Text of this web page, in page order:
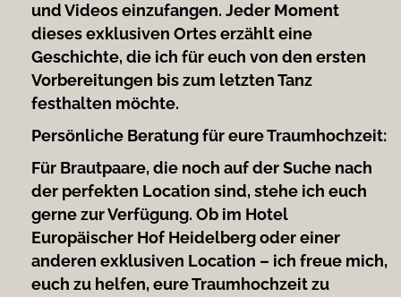
und Videos einzufangen. Jeder Moment
dieses exklusiven Ortes erzählt eine
Geschichte, die ich für euch von den ersten
Vorbereitungen bis zum letzten Tanz
festhalten möchte.
Persönliche Beratung für eure Traumhochzeit:
Für Brautpaare, die noch auf der Suche nach
der perfekten Location sind, stehe ich euch
gerne zur Verfügung. Ob im Hotel
Europäischer Hof Heidelberg oder einer
anderen exklusiven Location – ich freue mich,
euch zu helfen, eure Traumhochzeit zu